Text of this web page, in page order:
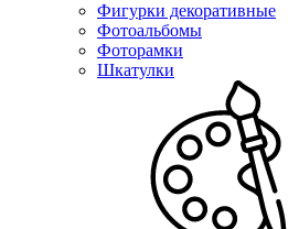
Фигурки декоративные
Фотоальбомы
Фоторамки
Шкатулки